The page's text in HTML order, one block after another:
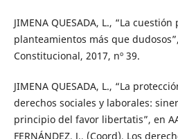
JIMENA QUESADA, L., “La
planteamientos más que
Constitucional, 2017, nº 39.
JIMENA QUESADA, L., “La
derechos sociales y laborales:
principio del favor libertatis”, en
FERNÁNDEZ, J., (Coord), Los